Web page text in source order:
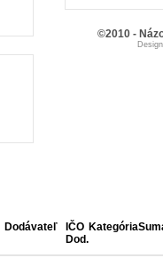
Dodávateľ
IČO
Dod.
Kategória
©2010 -